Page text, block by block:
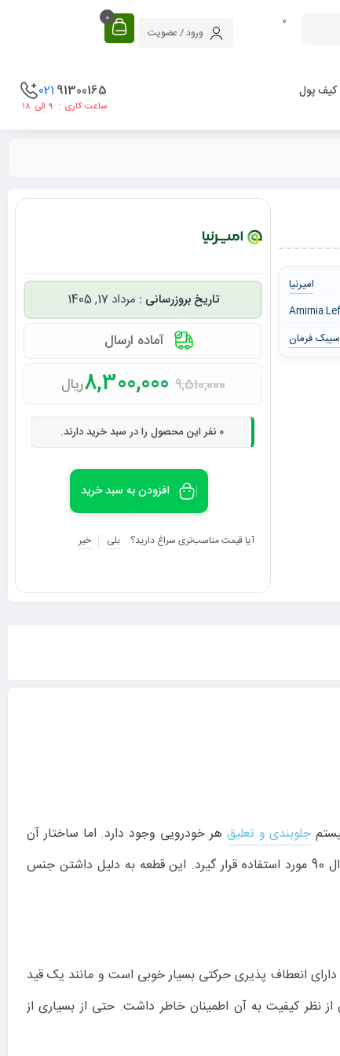
0
ورود / عضویت
0
کیف پول 91300165
021
ساعت کاری : ۹ الی ۱۸
امیرنیا
Amirnia
سیبک فرمان
مرداد 17, 1405
آماده ارسال
9,510,000
8,300,000ریال
0 نفر این محصول را در سبد خرید دارند.
افزودن به سبد خرید
آیا قیمت مناسب‌تری سراغ دارید؟ بلی خیر
جلوبندی و تعلیق هر خودرویی وجود دارد. اما ساختار آن
برای هر خودرو متفاوت است. سیبک فرمان چپ امیرنیا تندر90، محصولی است که از سوی برند امیرنیا تولید شده و می تواند برای تندر ال 90 مورد استفاده قرار گیرد. این قطعه به دلیل داشتن جنس
انعطاف پذیری حرکتی بسیار خوبی است و مانند یک قید
کیفیت به آن اطمینان خاطر داشت. حتی از بسیاری از